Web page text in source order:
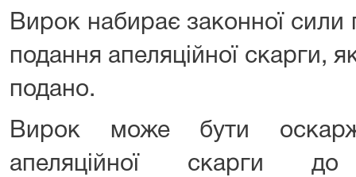
Вирок набирає законної сили
подання апеляційної скарги,
подано.
Вирок може бути
апеляційної скарги до